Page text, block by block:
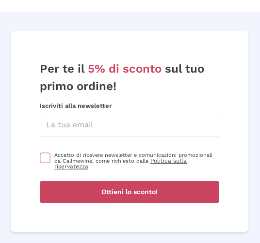
Per te il 5% di sconto sul tuo
primo ordine!
Iscriviti alla newsletter
Accetto di ricevere newsletter e comunicazioni promozionali
da Callmewine, come richiesto dalla Politica sulla
riservatezza
Ottieni lo sconto!